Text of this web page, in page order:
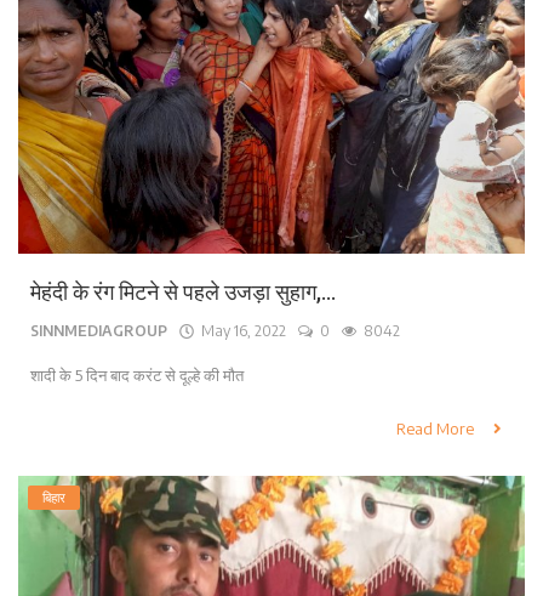
मेहंदी के रंग मिटने से पहले उजड़ा सुहाग,...
SINNMEDIAGROUP May 16, 2022 0 8042
शादी के 5 दिन बाद करंट से दूल्हे की मौत
Read More
बिहार